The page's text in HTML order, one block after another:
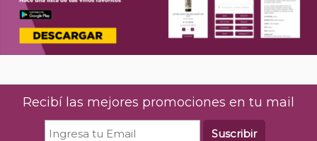
Recibí las mejores promociones en tu mail
Suscribir